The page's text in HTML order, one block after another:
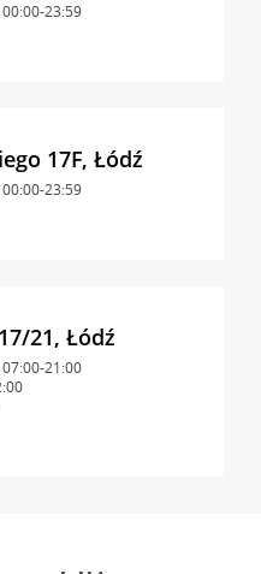
23:59
17F, Łódź
23:59
21, Łódź
21:00